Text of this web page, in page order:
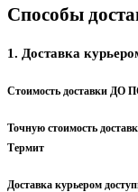
Способы
1. Доставка
Стоимость доставки ДО
Точную стоимость
Термит
Доставка курьером